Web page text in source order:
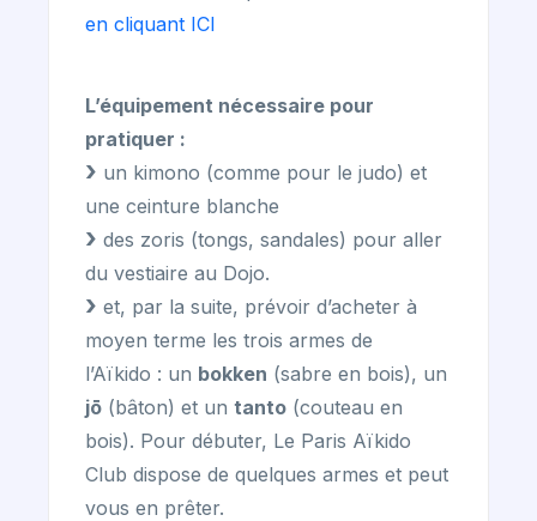
en cliquant ICI
L’équipement nécessaire pour
pratiquer :
un kimono (comme pour le judo) et
une ceinture blanche
des zoris (tongs, sandales) pour aller
du vestiaire au Dojo.
et, par la suite, prévoir d’acheter à
moyen terme les trois armes de
l’Aïkido : un bokken (sabre en bois), un
jō (bâton) et un tanto (couteau en
bois). Pour débuter, Le Paris Aïkido
Club dispose de quelques armes et peut
vous en prêter.